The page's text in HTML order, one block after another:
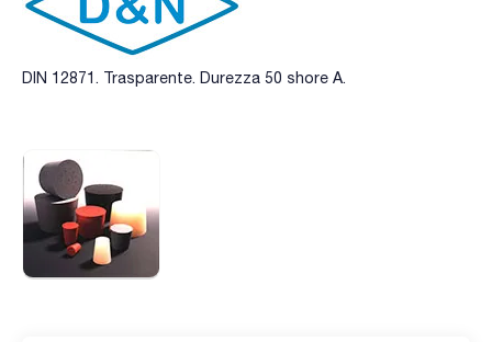
DIN 12871. Trasparente. Durezza 50 shore A.